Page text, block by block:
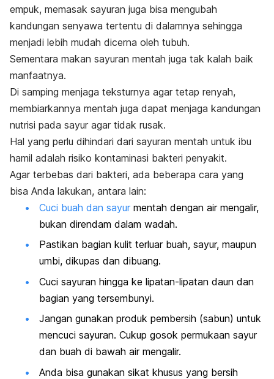
empuk, memasak sayuran juga bisa mengubah
kandungan senyawa tertentu di dalamnya sehingga
menjadi lebih mudah dicerna oleh tubuh.
Sementara makan sayuran mentah juga tak kalah baik
manfaatnya.
Di samping menjaga teksturnya agar tetap renyah,
membiarkannya mentah juga dapat menjaga kandungan
nutrisi pada sayur agar tidak rusak.
Hal yang perlu dihindari dari sayuran mentah untuk ibu
hamil adalah risiko kontaminasi bakteri penyakit.
Agar terbebas dari bakteri, ada beberapa cara yang
bisa Anda lakukan, antara lain:
Cuci buah dan sayur mentah dengan air mengalir,
bukan direndam dalam wadah.
Pastikan bagian kulit terluar buah, sayur, maupun
umbi, dikupas dan dibuang.
Cuci sayuran hingga ke lipatan-lipatan daun dan
bagian yang tersembunyi.
Jangan gunakan produk pembersih (sabun) untuk
mencuci sayuran. Cukup gosok permukaan sayur
dan buah di bawah air mengalir.
Anda bisa gunakan sikat khusus yang bersih